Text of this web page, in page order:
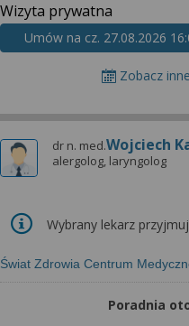
Wizyta prywatna
Umów na cz. 27.08.2026
Zobacz
dr n. med.Wojciech
alergolog, laryngolog
Świat Zdrowia Centrum
Wybrany lekarz
Poradnia